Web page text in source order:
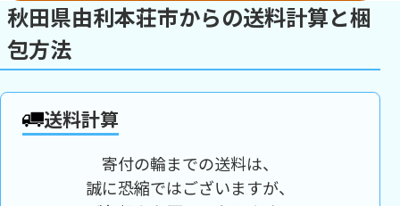
秋田県由利本荘市からの送料計算と梱
包方法
送料計算
寄付の輪までの送料は、
誠に恐縮ではございますが、